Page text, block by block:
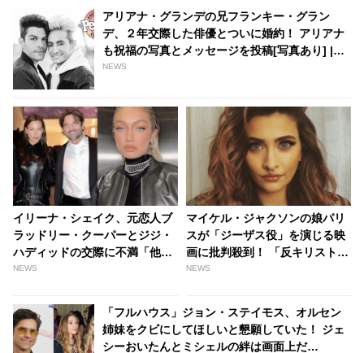
アリアナ・グランデの兄フランキー・グラン
デ、２年交際した俳優とついに婚約！ アリアナ
も祝福の写真とメッセージを投稿[写真あり] |
tvgroove
NEWS
イリーナ・シェイク、元恋人ブ
ラッドリー・クーパーとジジ・
ハディッドの交際に不満「他の
スーパーモデルで、しかも若い
NEWS
マイケル・ジャクソンの娘パリ
スが「ジーザス役」を演じる映
画に批判殺到！ 「反キリスト教
のゴミ」と言われ、上映中止へ
NEWS
「フルハウス」ジョン・ステイモス、オルセン
姉妹をクビにしてほしいと懇願していた！ ジェ
シーおいたんとミシェルの絆は画面上だ